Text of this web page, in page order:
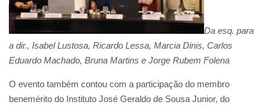
Da esq. para
a dir., Isabel Lustosa, Ricardo Lessa, Marcia Dinis, Carlos
Eduardo Machado, Bruna Martins e Jorge Rubem Folena
O evento também contou com a participação do membro
benemérito do Instituto José Geraldo de Sousa Junior, do